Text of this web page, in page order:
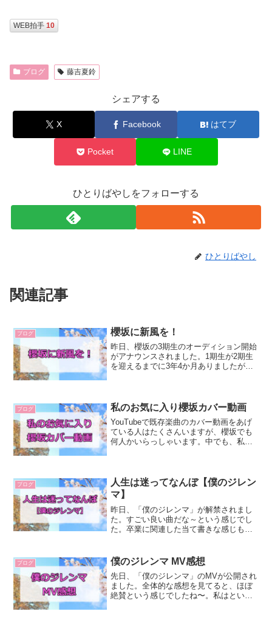
WEB拍手 10
ブログ 藤吉夏鈴
シェアする
X Facebook はてブ
Pocket LINE
ひとりばやしをフォローする
ひとりばやし
関連記事
ブログ 櫻坂に新風を！
昨日、櫻坂の3期生のオーディション開始
がアナウンスされました。1期生が2期生
を迎えるまでに3年4か月ありましたが、2
ションのス...
ブログ 私のお気に入り櫻坂カバー動画
YouTubeで既存楽曲のカバー動画をあげ
ている人はたくさんいますが、櫻坂でも
何人かいらっしゃいます。中でも、私の
されて...
ブログ
人生は迷ってなんぼ【僕のジレン
マ】
昨日、「僕のジレンマ」が解禁されまし
た。すごい良い曲だな～という感じでし
た。卒業に関連した当て書きな感じもあ
す。普通卒業ソングの場合、「卒業を後
押し」するような曲になるこ...
ブログ 僕のジレンマ MV感想
先日、「僕のジレンマ」のMVが公開され
ました。全体的な感想を見てると、ほぼ
絶賛という感じでしたね〜。私はという